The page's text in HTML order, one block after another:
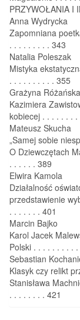
PRZYWOŁANIA I
Anna Wydrycka
Zapomniana
. . . . . . . . . 343
Natalia Poleszak
Mistyka
. . . . . . . . . . 355
Grażyna Różańska
Kazimiera
kobiecej . . . . . . . .
Mateusz Skucha
„Samej sobie
O Dziewczętach
. . . . . . 389
Elwira Kamola
Działalność
przedstawienie
. . . . . . . 401
Marcin Bajko
Karol Jacek
Polski . . . . . . . . . .
Sebastian
Klasyk czy relikt
Stanisława
. . . . . . . . 421